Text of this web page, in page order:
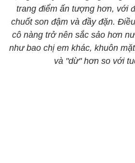
trang điểm ấn tượng hơn, với
chuốt son đậm và đầy đặn.
cô nàng trở nên sắc sảo hơn
như bao chị em khác, khuôn
và "dừ" hơn so với